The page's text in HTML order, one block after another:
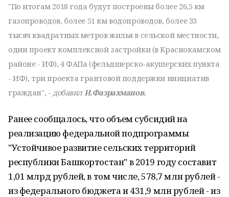
"По итогам 2018 года будут построены более 26,5 км
газопроводов, более 51 км водопроводов, более 33
тысяч квадратных метров жилья в сельской местности,
один проект комплексной застройки (в Краснокамском
районе - ИФ), 4 ФАПа (фельдшерско-акушерских пункта
- ИФ), три проекта грантовой поддержки инициатив
граждан", - добавилИ.Фазрахманов.
Ранее сообщалось, что объем субсидий на
реализацию федеральной подпрограммы
"Устойчивое развитие сельских территорий
республики Башкортостан" в 2019 году составит
1,01 млрд рублей, в том числе, 578,7 млн рублей -
из федерального бюджета и 431,9 млн рублей - из